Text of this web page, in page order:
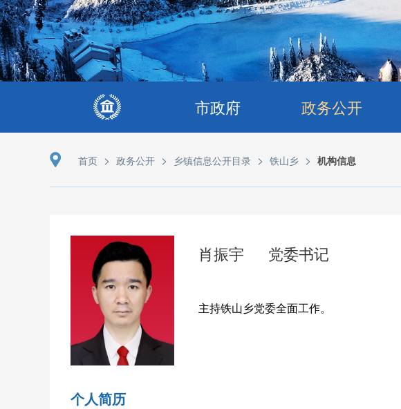
市政府 政务公开
首页 > 政务公开 > 乡镇信息公开目录 > 铁山乡 > 机构信息
肖振宇 党委书记
主持铁山乡党委全面工作。
个人简历